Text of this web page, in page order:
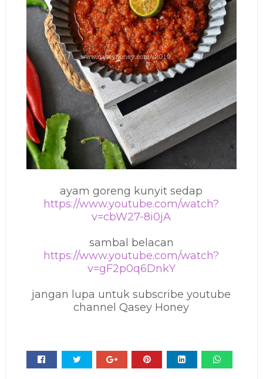
ayam goreng kunyit sedap
https://www.youtube.com/watch?
v=cbW27-8i0jA
sambal belacan
https://www.youtube.com/watch?
v=gF2p0q6DnkY
jangan lupa untuk subscribe youtube
channel Qasey Honey